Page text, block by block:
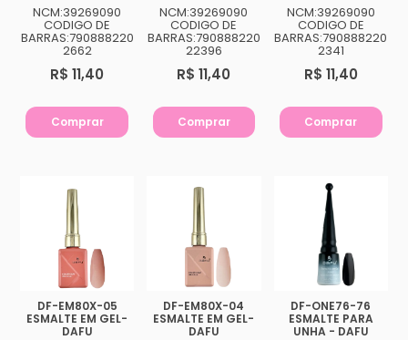
NCM:39269090
CODIGO DE
BARRAS:790888220
2662
R$ 11,40
Comprar
NCM:39269090
CODIGO DE
BARRAS:790888220
22396
R$ 11,40
Comprar
NCM:39269090
CODIGO DE
BARRAS:790888220
2341
R$ 11,40
Comprar
DF-EM80X-05
ESMALTE EM GEL-
DAFU
DF-EM80X-04
ESMALTE EM GEL-
DAFU
DF-ONE76-76
ESMALTE PARA
UNHA - DAFU